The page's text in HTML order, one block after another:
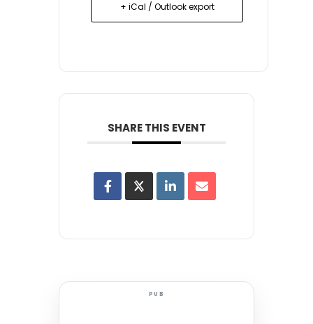
+ iCal / Outlook export
SHARE THIS EVENT
PUB